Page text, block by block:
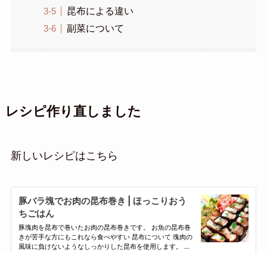
昆布による違い
副菜について
レシピ作り直しました
新しいレシピはこちら